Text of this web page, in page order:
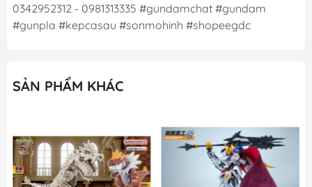
0342952312 - 0981313335 #gundamchat #gundam
#gunpla #kepcasau #sonmohinh #shopeegdc
SẢN PHẨM KHÁC